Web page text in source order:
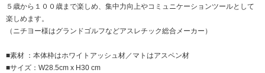
５歳から１００歳まで楽しめ、集中力向上やコミュニケーションツールとして
楽しめます。
（ニチヨー様はグランドゴルフなどアスレチック総合メーカー）
■素材 ：本体枠はホワイトアッシュ材／マトはアスペン材
■サイズ：W28.5cm x H30 cm